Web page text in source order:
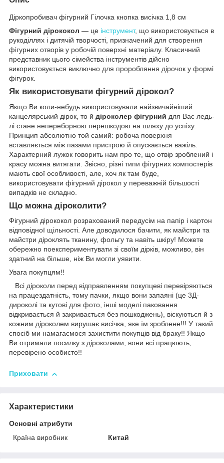
Діркопробивач фігурний Гілочка кнопка висічка 1,8 см
Фігурний дірококол — це інструмент, що використовується в
рукоділлях і дитячій творчості, призначений для створення
фігурних отворів у робочій поверхні матеріалу. Класичний
представник цього сімейства інструментів дійсно
використовується виключно для проробляння дірочок у формі
фігурок.
Як використовувати фігурний дірокол?
Якщо Ви коли-небудь використовували найзвичайніший
канцелярський дірок, то й діроколер фігурний для Вас ледь-
лі стане непереборною перешкодою на шляху до успіху.
Принцип абсолютно той самий: робоча поверхня
вставляється між пазами пристрою й опускається важіль.
Характерний лужок говорить нам про те, що отвір зроблений і
красу можна витягати. Звісно, різні типи фігурних компостерів
мають свої особливості, але, хоч як там буде,
використовувати фігурний дірокол у переважній більшості
випадків не складно.
Що можна діроколити?
Фігурний дірококол розрахований передусім на папір і картон
відповідної щільності. Але доводилося бачити, як майстри та
майстри діроклять тканину, фольгу та навіть шкіру! Можете
обережно поекспериментувати зі своїм дірків, можливо, він
здатний на більше, ніж Ви могли уявити.
Увага покупцям!!
Всі діроколи перед відправленням покупцеві перевіряються
на працездатність, тому пачки, якщо вони запаяні (це 3Д-
дироколі та кутові для фото, інші моделі паковання
відкривається й закривається без пошкоджень), віскуються й з
кожним діроколем вирушає висічка, яке їм зроблене!!! У такий
спосіб ми намагаємося захистити покупців від браку!! Якщо
Ви отримали посилку з діроколами, вони всі працюють,
перевірено особисто!!
Приховати
Характеристики
Основні атрибути
Країна виробник
Китай